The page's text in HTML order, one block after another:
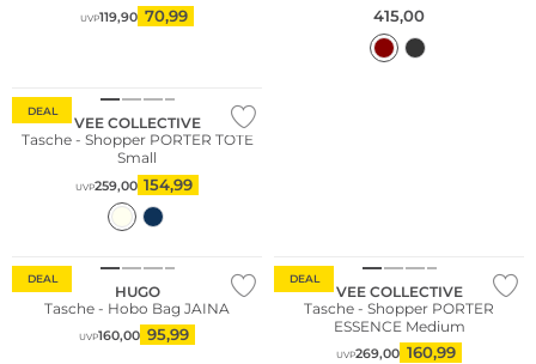
UVP119,90 70,99 415,00
DEAL
VEE COLLECTIVE
Tasche - Shopper PORTER TOTE
Small
UVP259,00 154,99
DEAL
HUGO
Tasche - Hobo Bag JAINA
UVP160,00 95,99
DEAL
VEE COLLECTIVE
Tasche - Shopper PORTER
ESSENCE Medium
UVP269,00 160,99